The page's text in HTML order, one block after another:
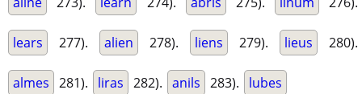
lears 277). alien 278). liens 279). lieus 280).
almes 281). liras 282). anils 283). lubes